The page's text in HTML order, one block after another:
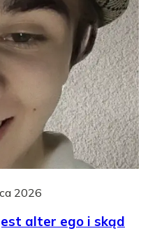
2026
alter ego i skąd